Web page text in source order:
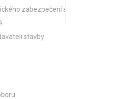
zabezpečení stavby
stavby